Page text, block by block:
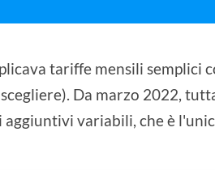
tariffe mensili semplici
Da marzo 2022,
variabili, che è